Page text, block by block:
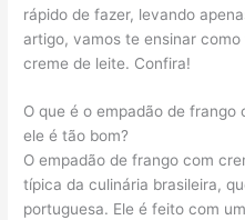
rápido de fazer, levando
artigo, vamos te ensinar
creme de leite. Confira!
O que é o empadão de
ele é tão bom?
O empadão de frango com
típica da culinária brasileira,
portuguesa. Ele é feito com